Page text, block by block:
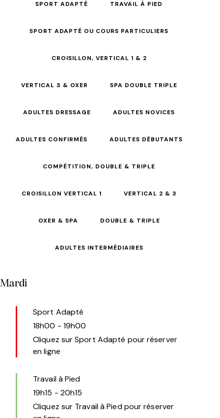
SPORT ADAPTÉ TRAVAIL À PIED
SPORT ADAPTÉ OU COURS PARTICULIERS
CROISILLON, VERTICAL 1 & 2
VERTICAL 3 & OXER SPA DOUBLE TRIPLE
ADULTES DRESSAGE ADULTES NOVICES
ADULTES CONFIRMÉS ADULTES DÉBUTANTS
COMPÉTITION, DOUBLE & TRIPLE
CROISILLON VERTICAL 1 VERTICAL 2 & 3
OXER & SPA DOUBLE & TRIPLE
ADULTES INTERMÉDIAIRES
Mardi
Sport Adapté
18h00 - 19h00
Cliquez sur Sport Adapté pour réserver
en ligne
Travail à Pied
19h15 - 20h15
Cliquez sur Travail à Pied pour réserver